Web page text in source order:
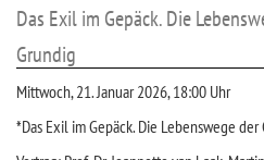
Das Exil im Gepäck. Die
Grundig
Mittwoch, 21. Januar 2026, 18:00 Uhr
*Das Exil im Gepäck. Die Lebenswege